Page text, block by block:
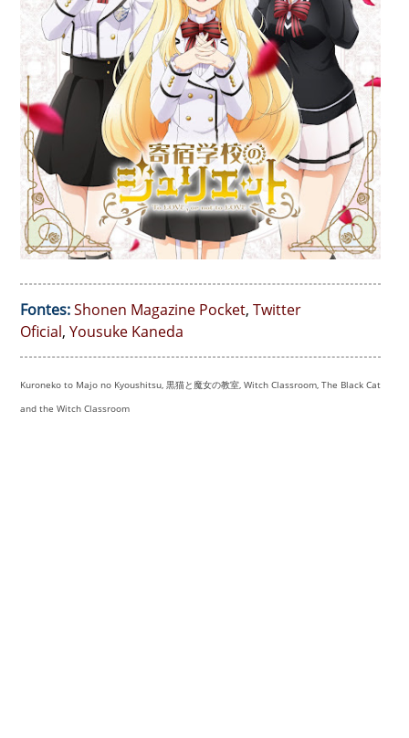
Fontes:Shonen Magazine Pocket, Twitter
Oficial, Yousuke Kaneda
Kuroneko to Majo no Kyoushitsu, 黒猫と魔女の教室, Witch Classroom, The Black Cat
and the Witch Classroom